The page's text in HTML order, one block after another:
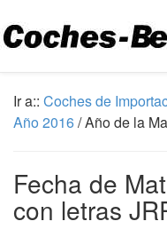
Ir a:: Coches de
Año 2016/ Año de la
Fecha de
con letras